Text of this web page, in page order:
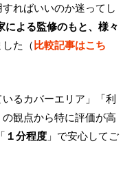
ればいいのか迷ってし
による監修のもと、様々
した（比較記事はこち
るカバーエリア」「利
観点から特に評価が高
１分程度 」で安心してご